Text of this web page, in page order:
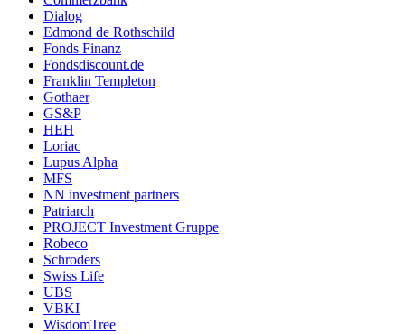
Dialog
Edmond de Rothschild
Fonds Finanz
Fondsdiscount.de
Franklin Templeton
Gothaer
GS&P
HEH
Loriac
Lupus Alpha
MFS
NN investment partners
Patriarch
PROJECT Investment Gruppe
Robeco
Schroders
Swiss Life
UBS
VBKI
WisdomTree